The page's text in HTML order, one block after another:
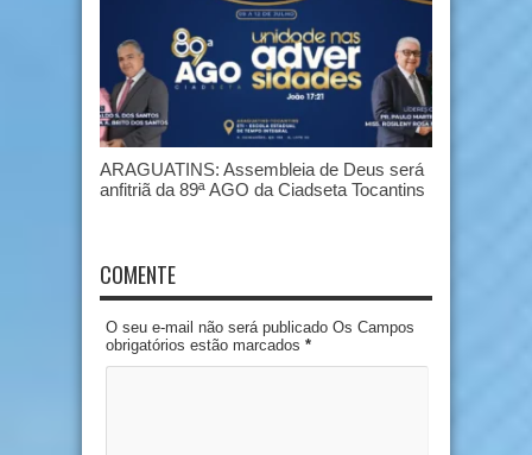
ARAGUATINS: Assembleia de Deus será
anfitriã da 89ª AGO da Ciadseta Tocantins
COMENTE
O seu e-mail não será publicado Os Campos
obrigatórios estão marcados *